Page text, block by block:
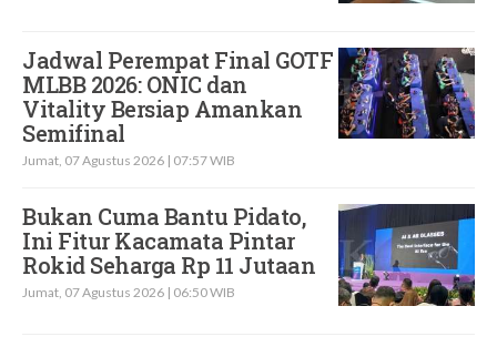
Jadwal Perempat Final GOTF
MLBB 2026: ONIC dan
Vitality Bersiap Amankan
Semifinal
Jumat, 07 Agustus 2026 | 07:57 WIB
Bukan Cuma Bantu Pidato,
Ini Fitur Kacamata Pintar
Rokid Seharga Rp 11 Jutaan
Jumat, 07 Agustus 2026 | 06:50 WIB